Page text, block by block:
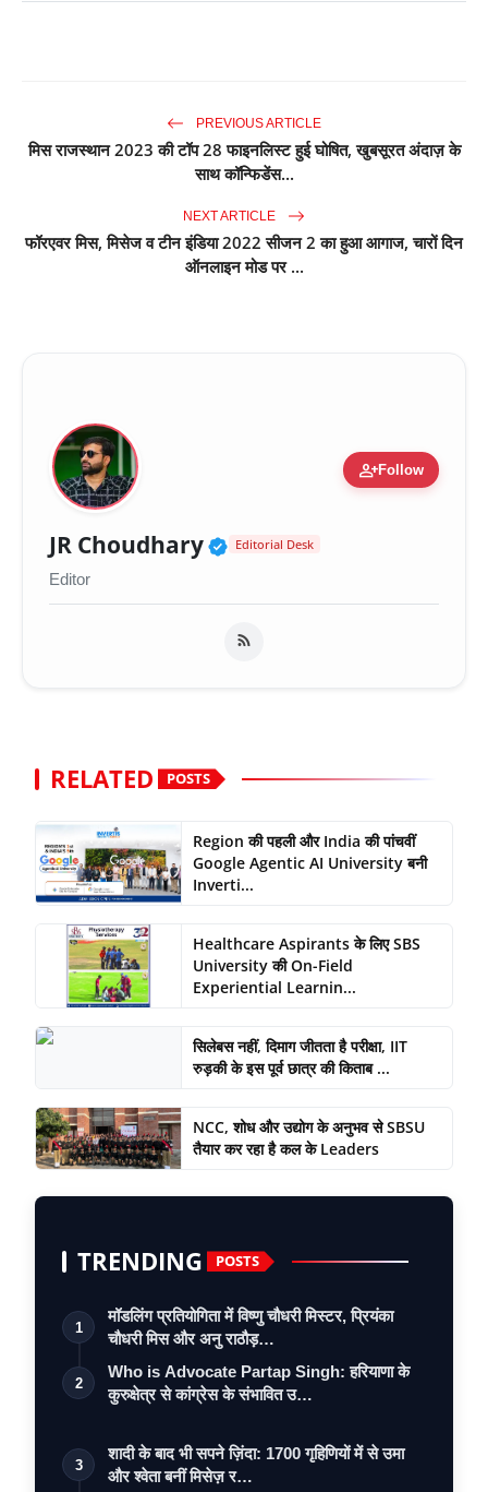
PREVIOUS ARTICLE
मिस राजस्थान 2023 की टॉप 28 फाइनलिस्ट हुई घोषित, खुबसूरत अंदाज़ के
साथ कॉन्फिडेंस...
NEXT ARTICLE
फॉरएवर मिस, मिसेज व टीन इंडिया 2022 सीजन 2 का हुआ आगाज, चारों दिन
ऑनलाइन मोड पर ...
person_addFollow
JR Choudhary Verified Public Figure
Editorial Desk
Editor
RELATED POSTS
Region की पहली और India की पांचवीं
Google Agentic AI University बनी
Inverti...
Healthcare Aspirants के लिए SBS
University की On-Field
Experiential Learnin...
सिलेबस नहीं, दिमाग जीतता है परीक्षा, IIT
रुड़की के इस पूर्व छात्र की किताब ...
NCC, शोध और उद्योग के अनुभव से SBSU
तैयार कर रहा है कल के Leaders
TRENDING POSTS
1
मॉडलिंग प्रतियोगिता में विष्णु चौधरी मिस्टर, प्रियंका
चौधरी मिस और अनु राठौड़…
2
Who is Advocate Partap Singh: हरियाणा के
कुरुक्षेत्र से कांग्रेस के संभावित उ…
3
शादी के बाद भी सपने ज़िंदा: 1700 गृहिणियों में से उमा
और श्वेता बनीं मिसेज़ र…